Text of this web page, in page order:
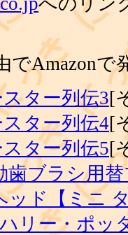
でAmazon
ター列伝3[
ター列伝4[
ター列伝5[
歯ブラシ用
ッド【ミニ
ハリー・ポ